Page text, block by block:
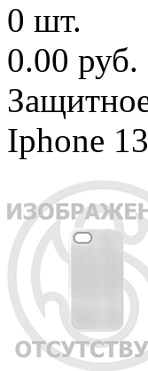
0 шт.
0.00 руб.
Iphone